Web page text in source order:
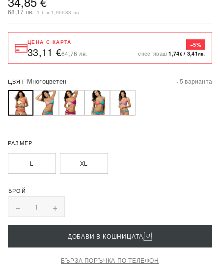
68,17 лв. · 1 € = 1,95583 лв.
ЦЕНА С КАРТА
33,11 €64,76 лв.
−5%
спестяваш1,74€/ 3,41лв.
ЦВЯТ Многоцветен · 5 варианта
РАЗМЕР
L XL
− 1 +
ДОБАВИ В КОШНИЦАТА
БЪРЗА ПОРЪЧКА ПО ТЕЛЕФОН